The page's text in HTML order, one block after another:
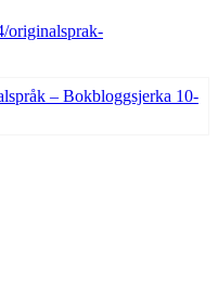
originalsprak-
– Bokbloggsjerka 10-